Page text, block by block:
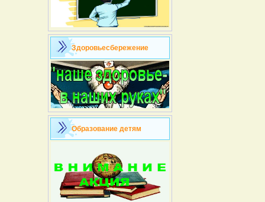
Здоровьесбережение
Образование детям